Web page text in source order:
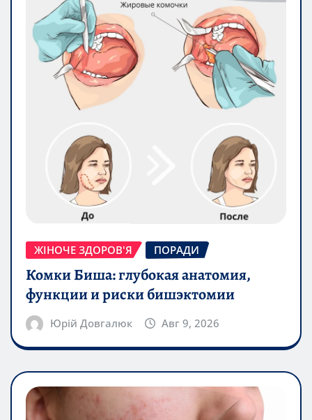
ЖІНОЧЕ ЗДОРОВ'Я ПОРАДИ
Комки Биша: глубокая анатомия,
функции и риски бишэктомии
Юрій Довгалюк Авг 9, 2026